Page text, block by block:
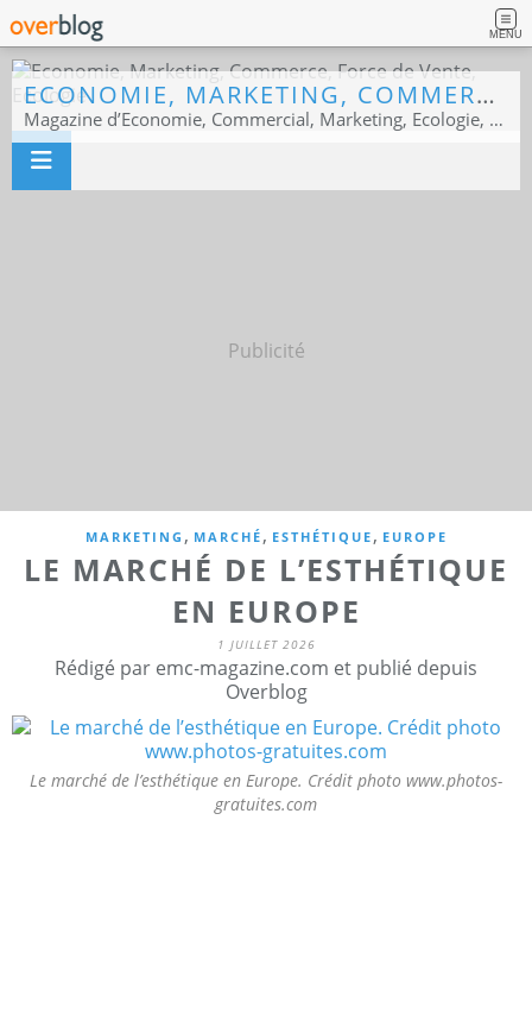
MENU
ECONOMIE, MARKETING, COMMERCE, FORCE DE VENTE, ECOLOGIE
Magazine d’Economie, Commercial, Marketing, Ecologie, Sport business
Publicité
MARKETING , MARCHÉ , ESTHÉTIQUE , EUROPE
LE MARCHÉ DE L’ESTHÉTIQUE
EN EUROPE
1 JUILLET 2026
Rédigé par emc-magazine.com et publié depuis
Overblog
Le marché de l’esthétique en Europe. Crédit photo www.photos-
gratuites.com